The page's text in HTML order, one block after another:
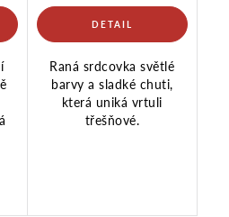
Raná srdcovka světlé
barvy a sladké chuti,
která uniká vrtuli
třešňové.